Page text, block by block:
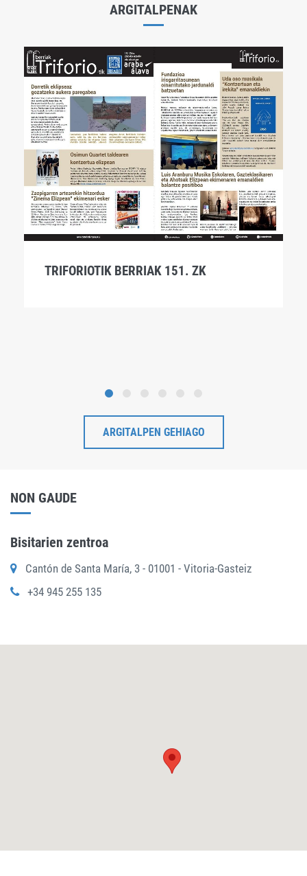
ARGITALPENAK
TRIFORIOTIK BERRIAK 151. ZK
ARGITALPEN GEHIAGO
NON GAUDE
Bisitarien zentroa
Cantón de Santa María, 3 - 01001 - Vitoria-Gasteiz
+34 945 255 135